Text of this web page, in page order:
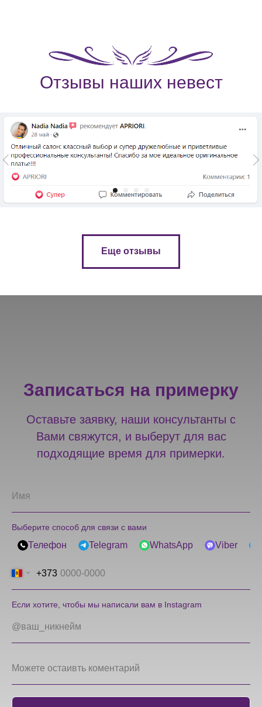
Отзывы наших невест
Еще отзывы
Записаться на примерку
Оставьте заявку, наши консультанты с
Вами свяжутся, и выберут для вас
подходящие время для примерки.
Выберите способ для связи с вами
Телефон Telegram WhatsApp Viber
+373
Если хотите, чтобы мы написали вам в Instagram